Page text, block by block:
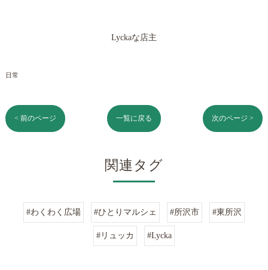
Lyckaな店主
日常
< 前のページ 一覧に戻る 次のページ >
関連タグ
#わくわく広場 #ひとりマルシェ #所沢市 #東所沢
#リュッカ #Lycka